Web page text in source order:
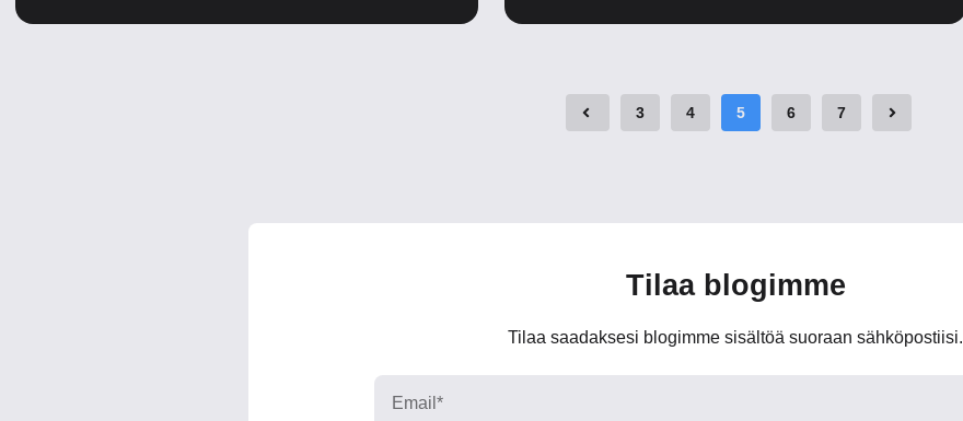
3 4 5 6 7
Tilaa blogimme
Tilaa saadaksesi blogimme sisältöä suoraan sähköpostiisi.